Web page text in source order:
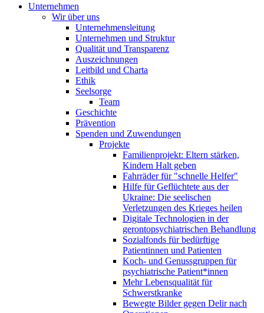
Unternehmen
Wir über uns
Unternehmensleitung
Unternehmen und Struktur
Qualität und Transparenz
Auszeichnungen
Leitbild und Charta
Ethik
Seelsorge
Team
Geschichte
Prävention
Spenden und Zuwendungen
Projekte
Familienprojekt: Eltern stärken,
Kindern Halt geben
Fahrräder für "schnelle Helfer"
Hilfe für Geflüchtete aus der
Ukraine: Die seelischen
Verletzungen des Krieges heilen
Digitale Technologien in der
gerontopsychiatrischen Behandlung
Sozialfonds für bedürftige
Patientinnen und Patienten
Koch- und Genussgruppen für
psychiatrische Patient*innen
Mehr Lebensqualität für
Schwerstkranke
Bewegte Bilder gegen Delir nach